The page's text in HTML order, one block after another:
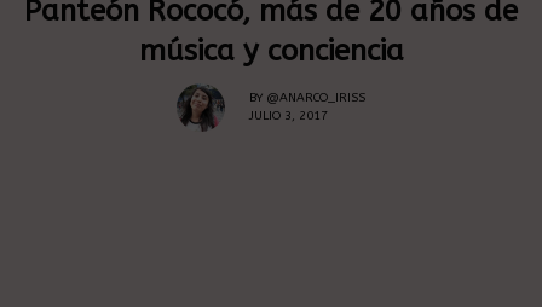
Panteón Rococó, más de 20 años de
música y conciencia
BY @ANARCO_IRISS
JULIO 3, 2017